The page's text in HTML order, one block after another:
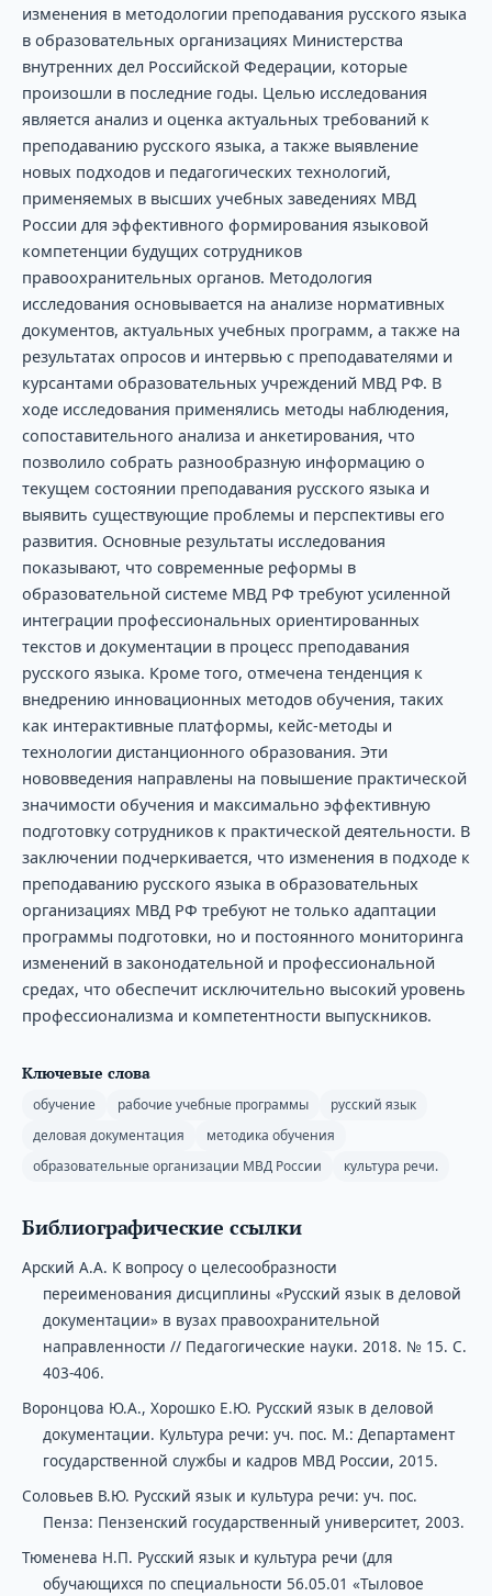
изменения в методологии преподавания русского языка
в образовательных организациях Министерства
внутренних дел Российской Федерации, которые
произошли в последние годы. Целью исследования
является анализ и оценка актуальных требований к
преподаванию русского языка, а также выявление
новых подходов и педагогических технологий,
применяемых в высших учебных заведениях МВД
России для эффективного формирования языковой
компетенции будущих сотрудников
правоохранительных органов. Методология
исследования основывается на анализе нормативных
документов, актуальных учебных программ, а также на
результатах опросов и интервью с преподавателями и
курсантами образовательных учреждений МВД РФ. В
ходе исследования применялись методы наблюдения,
сопоставительного анализа и анкетирования, что
позволило собрать разнообразную информацию о
текущем состоянии преподавания русского языка и
выявить существующие проблемы и перспективы его
развития. Основные результаты исследования
показывают, что современные реформы в
образовательной системе МВД РФ требуют усиленной
интеграции профессиональных ориентированных
текстов и документации в процесс преподавания
русского языка. Кроме того, отмечена тенденция к
внедрению инновационных методов обучения, таких
как интерактивные платформы, кейс-методы и
технологии дистанционного образования. Эти
нововведения направлены на повышение практической
значимости обучения и максимально эффективную
подготовку сотрудников к практической деятельности. В
заключении подчеркивается, что изменения в подходе к
преподаванию русского языка в образовательных
организациях МВД РФ требуют не только адаптации
программы подготовки, но и постоянного мониторинга
изменений в законодательной и профессиональной
средах, что обеспечит исключительно высокий уровень
профессионализма и компетентности выпускников.
Ключевые слова
обучение рабочие учебные программы
русский язык
деловая документация
методика обучения
образовательные организации МВД России
культура речи.
Библиографические ссылки
Арский А.А. К вопросу о целесообразности
переименования дисциплины «Русский язык в деловой
документации» в вузах правоохранительной
направленности // Педагогические науки. 2018. № 15. С.
403-406.
Воронцова Ю.А., Хорошко Е.Ю. Русский язык в деловой
документации. Культура речи: уч. пос. М.: Департамент
государственной службы и кадров МВД России, 2015.
Соловьев В.Ю. Русский язык и культура речи: уч. пос.
Пенза: Пензенский государственный университет, 2003.
Тюменева Н.П. Русский язык и культура речи (для
обучающихся по специальности 56.05.01 «Тыловое